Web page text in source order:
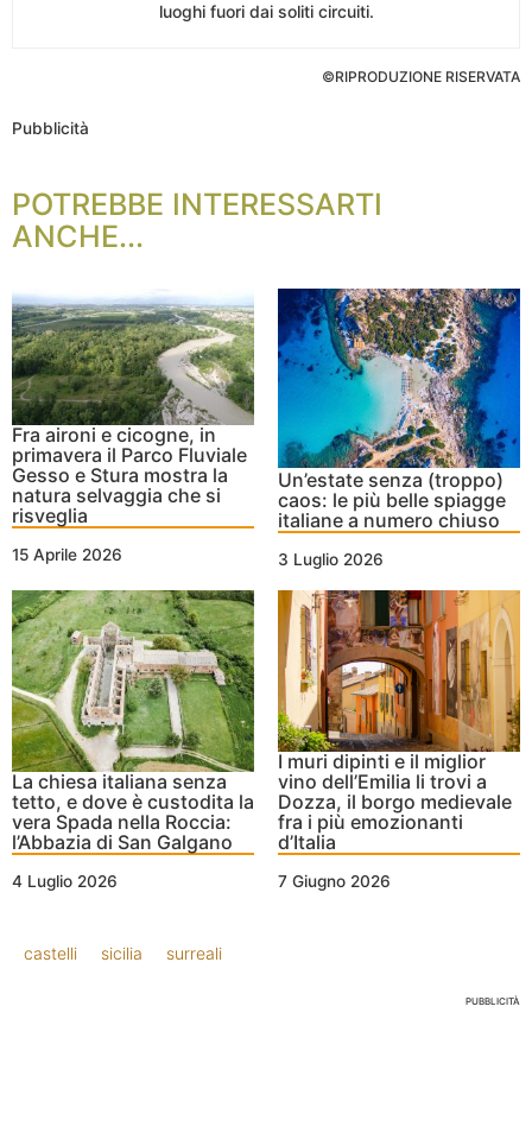
luoghi fuori dai soliti circuiti.
©RIPRODUZIONE RISERVATA
Pubblicità
POTREBBE INTERESSARTI
ANCHE...
Fra aironi e cicogne, in
primavera il Parco Fluviale
Gesso e Stura mostra la
natura selvaggia che si
risveglia
15 Aprile 2026
Un’estate senza (troppo)
caos: le più belle spiagge
italiane a numero chiuso
3 Luglio 2026
La chiesa italiana senza
tetto, e dove è custodita la
vera Spada nella Roccia:
l’Abbazia di San Galgano
4 Luglio 2026
I muri dipinti e il miglior
vino dell’Emilia li trovi a
Dozza, il borgo medievale
fra i più emozionanti
d’Italia
7 Giugno 2026
castelli sicilia surreali
PUBBLICITÀ